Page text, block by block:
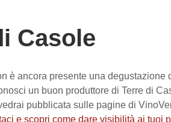
Casole
è ancora presente una degustazione
un buon produttore di Terre di
pubblicata sulle pagine di
e scopri come dare visibilità ai tuoi